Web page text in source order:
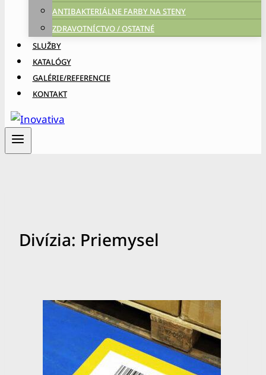
ANTIBAKTERIÁLNE FARBY NA STENY
ZDRAVOTNÍCTVO / OSTATNÉ
SLUŽBY
KATALÓGY
GALÉRIE/REFERENCIE
KONTAKT
Divízia: Priemysel